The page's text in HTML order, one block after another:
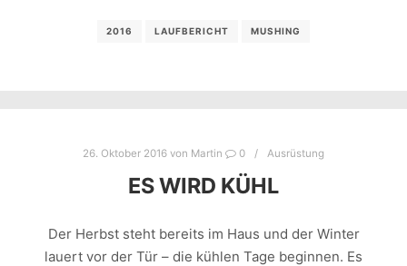
2016 LAUFBERICHT MUSHING
26. Oktober 2016 von Martin 0 Ausrüstung
ES WIRD KÜHL
Der Herbst steht bereits im Haus und der Winter
lauert vor der Tür – die kühlen Tage beginnen. Es